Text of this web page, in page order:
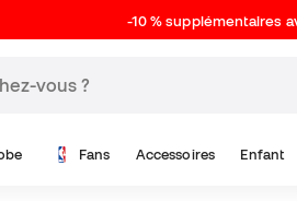
-10 % supplémentaires
Fans Accessoires Enfant